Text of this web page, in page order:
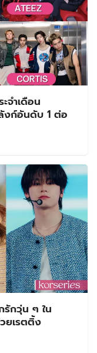
จำเดือน
ก์อันดับ 1 ต่อ
รักวุ่น ๆ ใน
ยเรตติ้ง